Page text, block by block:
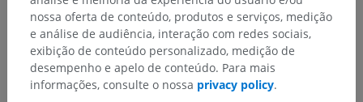
Não hesite em nos sugerir uma correção, tradução ou
melhora de conteúdo.
Relatar um problema
nossa oferta de conteúdo, produtos e serviços, medição
e análise de audiência, interação com redes sociais,
exibição de conteúdo personalizado, medição de
desempenho e apelo de conteúdo. Para mais
informações, consulte o nossa privacy policy.